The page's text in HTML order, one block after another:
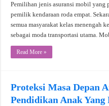
Pemilihan jenis asuransi mobil yang
pemilik kendaraan roda empat.
semua masyarakat kelas menengah
sebagai moda transportasi utama.
Read More »
Proteksi Masa Depan
Pendidikan Anak Yang